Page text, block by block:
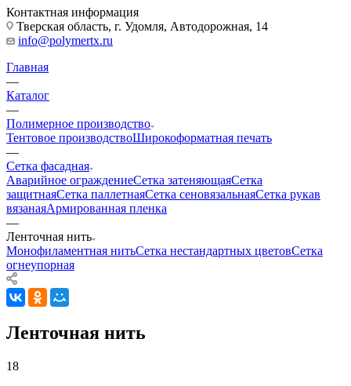
Контактная информация
Тверская область, г. Удомля, Автодорожная, 14
info@polymertx.ru
Главная
—
Каталог
—
Полимерное производство
Тентовое производствоШирокоформатная печать
—
Сетка фасадная
Аварийное ограждениеСетка затеняющаяСетка
защитнаяСетка паллетнаяСетка сеновязальнаяСетка рукав
вязанаяАрмированная пленка
—
Ленточная нить
Монофиламентная нитьСетка нестандартных цветовСетка
огнеупорная
Ленточная нить
18